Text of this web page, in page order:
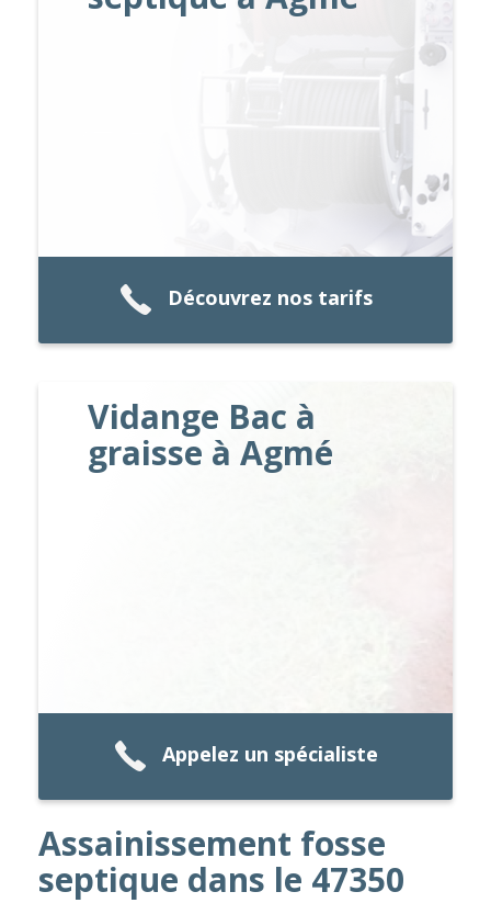
Découvrez nos tarifs
Vidange Bac à
graisse à Agmé
Appelez un spécialiste
Assainissement fosse
septique dans le 47350